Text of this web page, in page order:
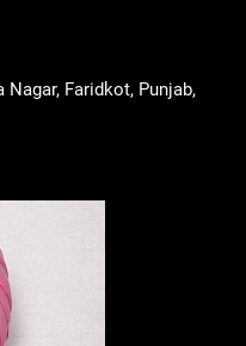
Faridkot, Punjab,